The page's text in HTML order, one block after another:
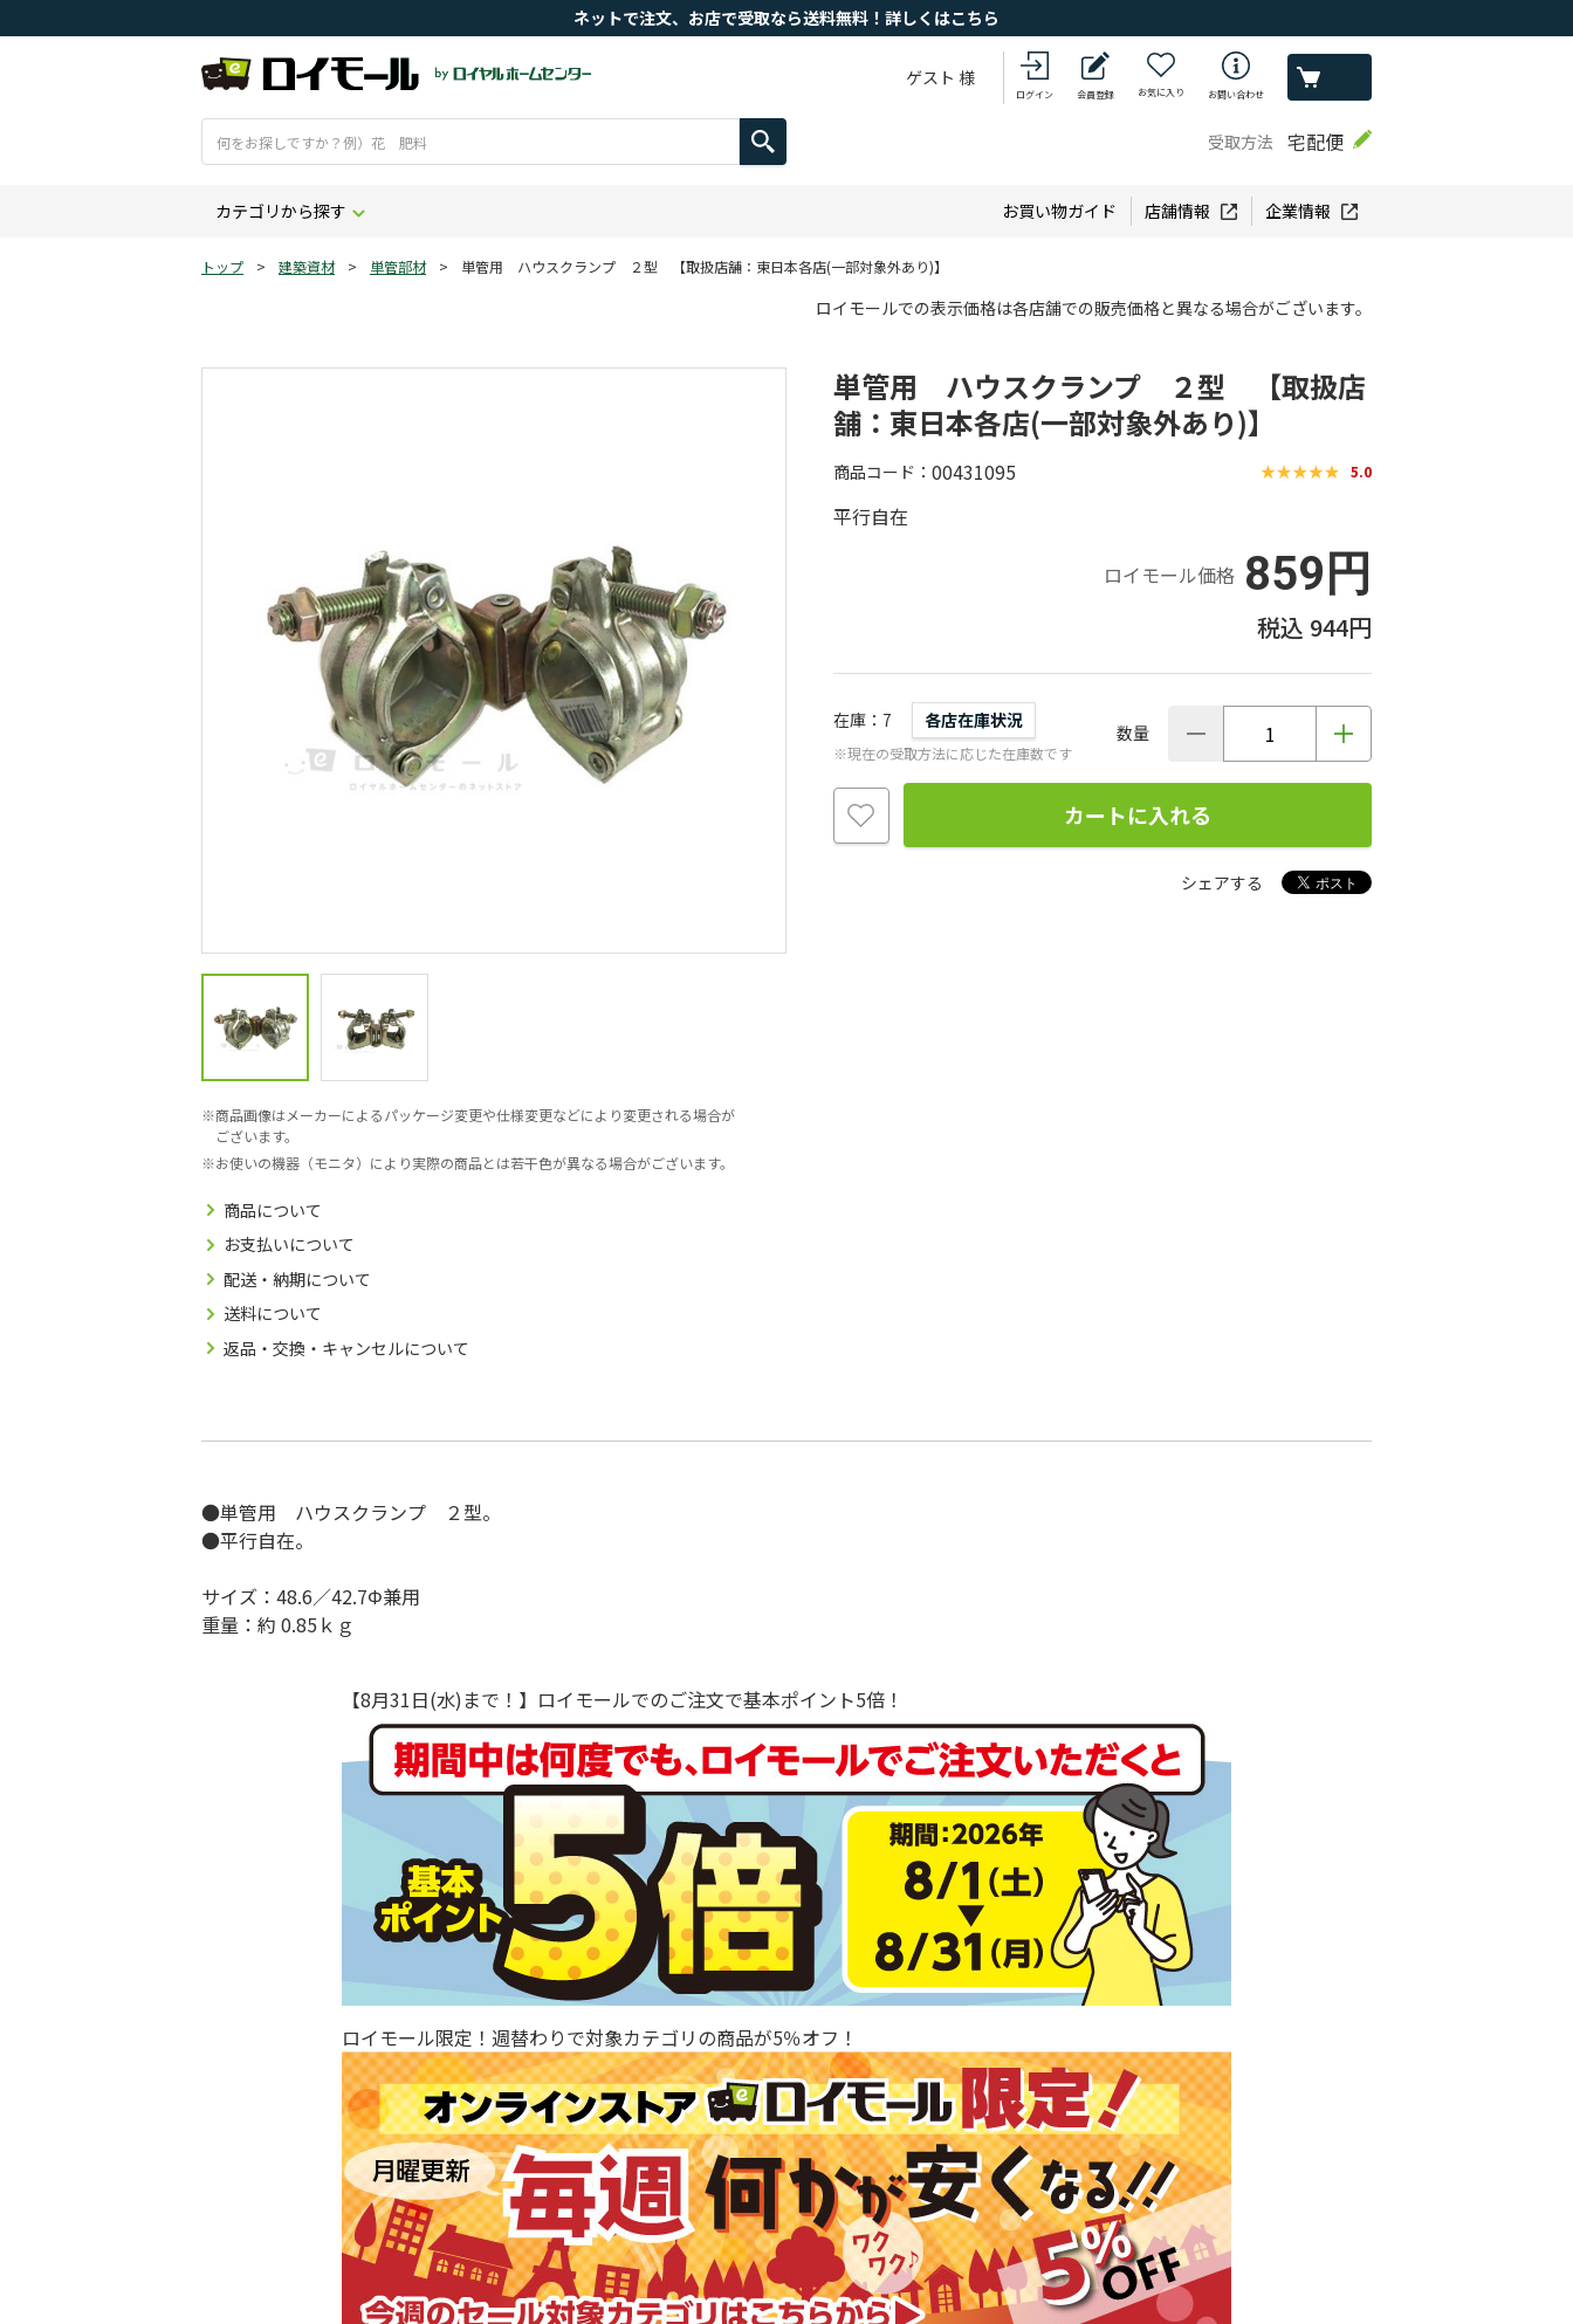
ネットで注文、お店で受取なら送料無料！詳しくはこちら
ゲスト 様
ログイン 会員登録 お気に入り お問い合わせ
受取方法 宅配便
カテゴリから探す お買い物ガイド 店舗情報 企業情報
トップ > 建築資材 > 単管部材 > 単管用 ハウスクランプ ２型 【取扱店舗：東日本各店(一部対象外あり)】
ロイモールでの表示価格は各店舗での販売価格と異なる場合がございます。
商品画像はメーカーによるパッケージ変更や仕様変更などにより変更される場合が
ございます。
お使いの機器（モニタ）により実際の商品とは若干色が異なる場合がございます。
商品について
お支払いについて
配送・納期について
送料について
返品・交換・キャンセルについて
単管用 ハウスクランプ ２型 【取扱店
舗：東日本各店(一部対象外あり)】
商品コード 00431095 5.0
平行自在
ロイモール価格 859円
944円
在庫 7 各店在庫状況
※現在の受取方法に応じた在庫数です
数量
カートに入れる
シェアする
●単管用 ハウスクランプ ２型。
●平行自在。
サイズ：48.6／42.7Φ兼用
重量：約 0.85ｋｇ
【8月31日(水)まで！】ロイモールでのご注文で基本ポイント5倍！
ロイモール限定！週替わりで対象カテゴリの商品が5％オフ！